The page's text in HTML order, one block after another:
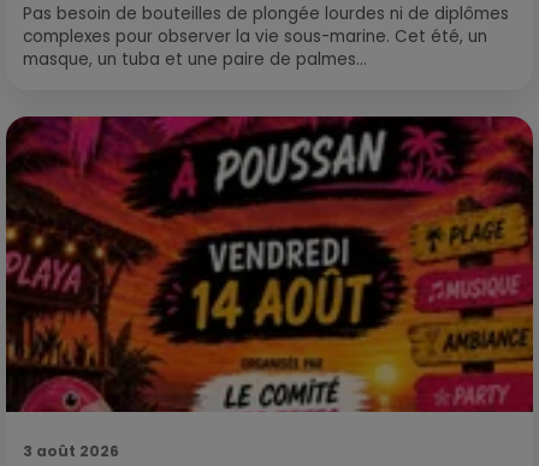
Pas besoin de bouteilles de plongée lourdes ni de diplômes
complexes pour observer la vie sous-marine. Cet été, un
masque, un tuba et une paire de palmes...
3 août 2026